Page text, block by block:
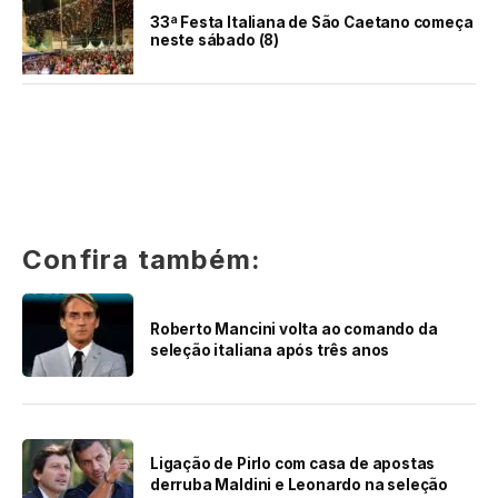
33ª Festa Italiana de São Caetano começa
neste sábado (8)
Confira também:
Roberto Mancini volta ao comando da
seleção italiana após três anos
Ligação de Pirlo com casa de apostas
derruba Maldini e Leonardo na seleção